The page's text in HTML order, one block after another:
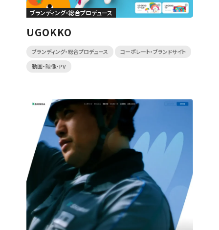
ブランディング・総合プロデュース
UGOKKO
ブランディング・総合プロデュース コーポレート・ブランドサイト
動画・映像・PV